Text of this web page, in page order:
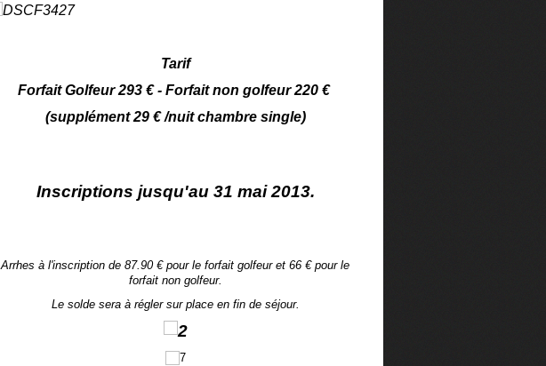
Tarif
Forfait Golfeur 293 € - Forfait non golfeur 220 €
(supplément 29 € /nuit chambre single)
Inscriptions jusqu'au 31 mai 2013.
Arrhes à l'inscription de 87.90 € pour le forfait golfeur et 66 € pour le
forfait non golfeur.
Le solde sera à régler sur place en fin de séjour.